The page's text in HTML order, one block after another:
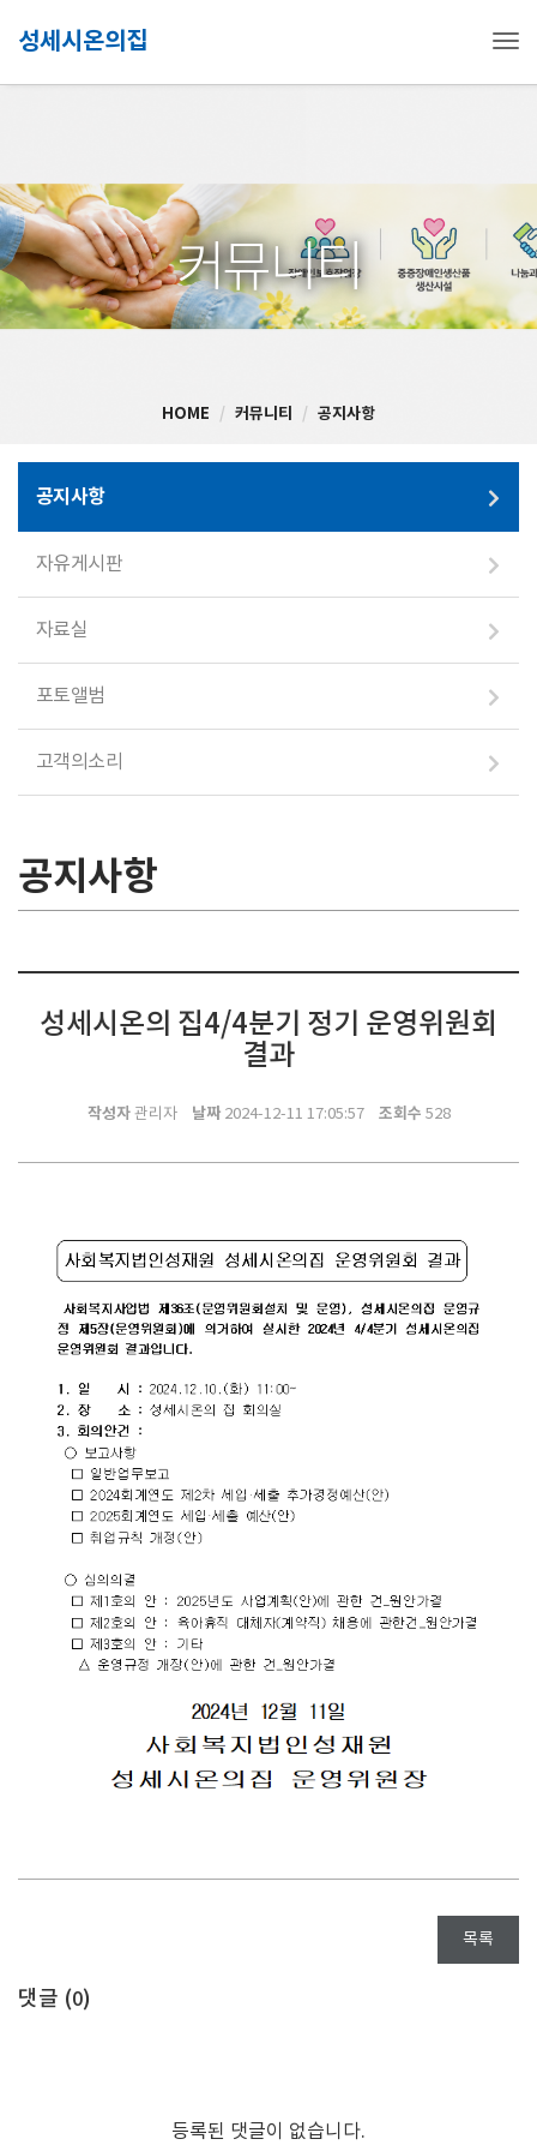
성세시온의집
커뮤니티
HOME 커뮤니티 공지사항
공지사항
자유게시판
자료실
포토앨범
고객의소리
공지사항
성세시온의 집4/4분기 정기 운영위원회
결과
작성자관리자 날짜2024-12-11 17:05:57 조회수 528
목록
댓글 (0)
등록된 댓글이 없습니다.